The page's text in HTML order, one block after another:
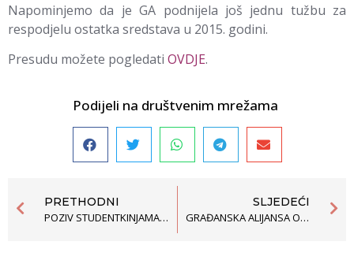
Napominjemo da je GA podnijela još jednu tužbu za
respodjelu ostatka sredstava u 2015. godini.
Presudu možete pogledati OVDJE.
Podijeli na društvenim mrežama
PRETHODNI
POZIV STUDENTKINJAMA GLUME ZA JAVNO ČITANJE DRAME „ŠEST OSOBA U JEDNINI“
SLJEDEĆI
GRAĐANSKA ALIJANSA OBJAVILA GODIŠNJI IZVJEŠTAJ ZA 2015. GODINU